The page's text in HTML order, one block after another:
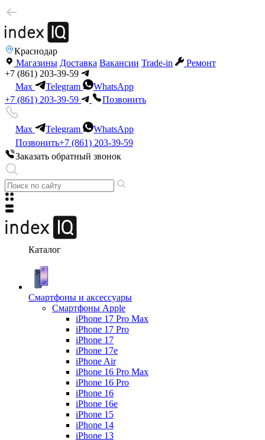
Краснодар
Магазины Доставка Вакансии Trade-in
Ремонт
+7 (861) 203-39-59
Max
Telegram
WhatsApp
+7 (861) 203-39-59
Позвонить
Max Telegram
WhatsApp
Позвонить+7 (861) 203-39-59
Заказать обратный звонок
Каталог
Смартфоны и аксессуары
Смартфоны Apple
iPhone 17 Pro Max
iPhone 17 Pro
iPhone 17
iPhone 17e
iPhone Air
iPhone 16 Pro Max
iPhone 16 Pro
iPhone 16
iPhone 16e
iPhone 15
iPhone 14
iPhone 13